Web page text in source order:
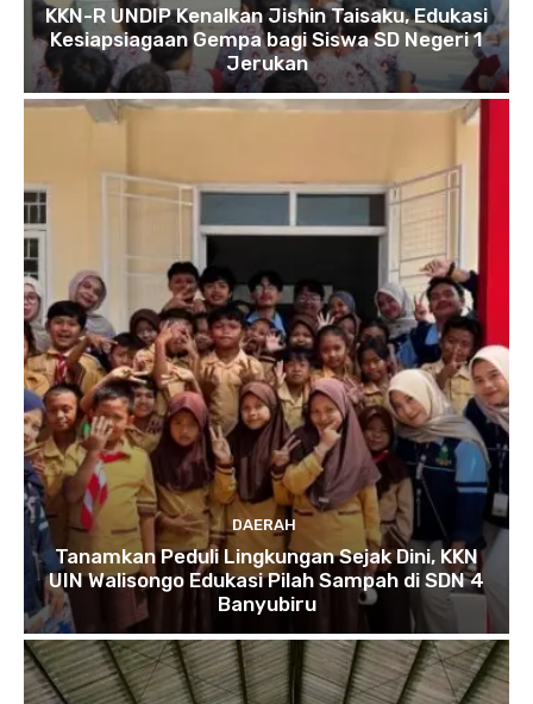
KKN-R UNDIP Kenalkan Jishin Taisaku, Edukasi
Kesiapsiagaan Gempa bagi Siswa SD Negeri 1
Jerukan
DAERAH
Tanamkan Peduli Lingkungan Sejak Dini, KKN
UIN Walisongo Edukasi Pilah Sampah di SDN 4
Banyubiru